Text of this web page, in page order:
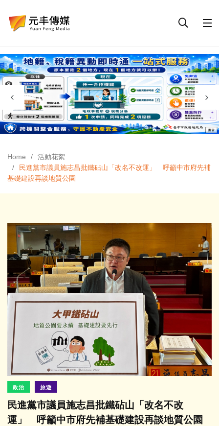
Home
活動花絮
民進黨市議員施志昌批鐵砧山「改名不改運」 呼籲中市府先補
基礎建設再談地質公園
政治 旅遊
民進黨市議員施志昌批鐵砧山「改名不改
運」 呼籲中市府先補基礎建設再談地質公園